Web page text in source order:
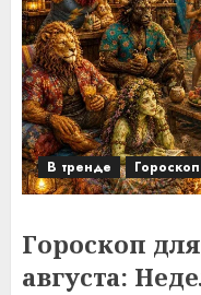
В тренде
Гороскоп
августа: